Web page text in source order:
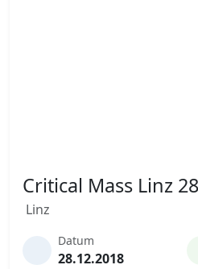
Critical Mass Linz
Linz
Datum
28.12.2018